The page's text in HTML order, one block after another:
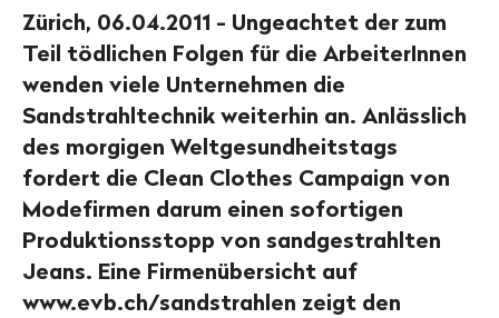
Zürich, 06.04.2011 - Ungeachtet der zum
Teil tödlichen Folgen für die ArbeiterInnen
wenden viele Unternehmen die
Sandstrahltechnik weiterhin an. Anlässlich
des morgigen Weltgesundheitstags
fordert die Clean Clothes Campaign von
Modefirmen darum einen sofortigen
Produktionsstopp von sandgestrahlten
Jeans. Eine Firmenübersicht auf
www.evb.ch/sandstrahlen zeigt den